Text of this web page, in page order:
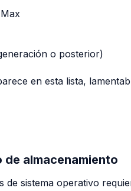
o posterior)
en esta lista,
de almacenamiento
de sistema operativo